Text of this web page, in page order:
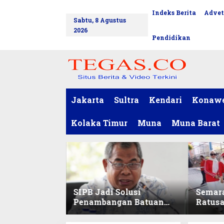
Sabtu, 8 Agustus
2026
Indeks Berita
Pendidikan
Jakarta Sultra Kendari
Kolaka Timur Muna Muna Barat
SIPB Jadi Solusi
Penambangan Batuan
Komoditas ex-Golongan